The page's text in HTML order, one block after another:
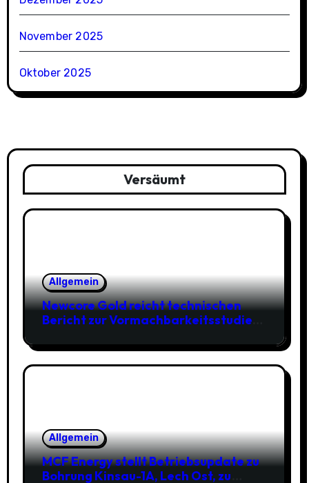
November 2025
Oktober 2025
Versäumt
Allgemein
Newcore Gold reicht technischen
Bericht zur Vormachbarkeitsstudie
ein
Allgemein
MCF Energy stellt Betriebsupdate zu
Bohrung Kinsau-1A, Lech Ost, zu